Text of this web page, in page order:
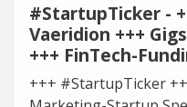
#StartupTicker -
Vaeridion +++
+++ FinTech-
+++ #StartupTicker